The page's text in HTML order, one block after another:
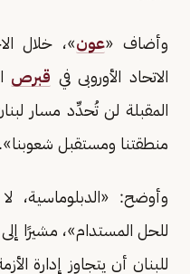
وأضاف «عون»، خلال
الاتحاد الأوروبى في قبرص
المقبلة لن تُحدِّد مسار
منطقتنا ومستقبل شعوبنا».
وأوضح: «الدبلوماسية،
للحل المستدام»، مشيرًا
للبنان أن يتجاوز إدارة